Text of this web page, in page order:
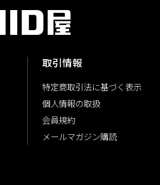
取引情報
特定商取引法に基づく表示
個人情報の取扱
会員規約
メールマガジン購読